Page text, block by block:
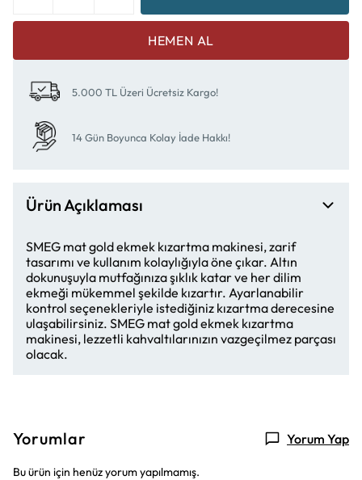
HEMEN AL
5.000 TL Üzeri Ücretsiz Kargo!
14 Gün Boyunca Kolay İade Hakkı!
Ürün Açıklaması
SMEG mat gold ekmek kızartma makinesi, zarif
tasarımı ve kullanım kolaylığıyla öne çıkar. Altın
dokunuşuyla mutfağınıza şıklık katar ve her dilim
ekmeği mükemmel şekilde kızartır. Ayarlanabilir
kontrol seçenekleriyle istediğiniz kızartma derecesine
ulaşabilirsiniz. SMEG mat gold ekmek kızartma
makinesi, lezzetli kahvaltılarınızın vazgeçilmez parçası
olacak.
Yorumlar Yorum Yap
Bu ürün için henüz yorum yapılmamış.